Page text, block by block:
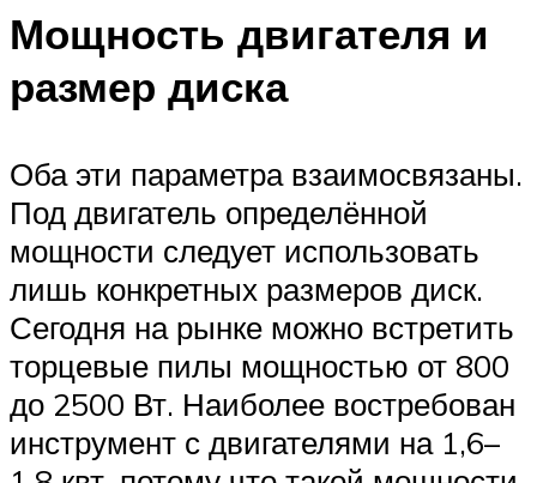
Мощность двигателя и
размер диска
Оба эти параметра взаимосвязаны.
Под двигатель определённой
мощности следует использовать
лишь конкретных размеров диск.
Сегодня на рынке можно встретить
торцевые пилы мощностью от 800
до 2500 Вт. Наиболее востребован
инструмент с двигателями на 1,6–